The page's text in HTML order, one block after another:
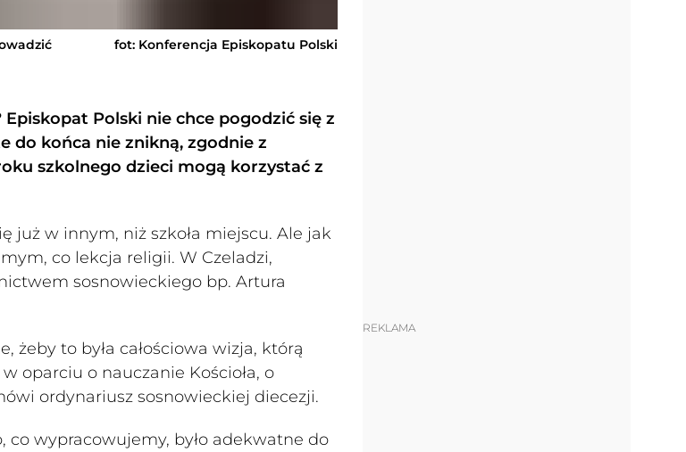
fot: Konferencja Episkopatu Polski
Polski nie chce pogodzić się z
do końca nie znikną, zgodnie z
szkolnego dzieci mogą korzystać z
już w innym, niż szkoła miejscu. Ale jak
co lekcja religii. W Czeladzi,
sosnowieckiego bp. Artura
żeby to była całościowa wizja, którą
oparciu o nauczanie Kościoła, o
ordynariusz sosnowieckiej diecezji.
co wypracowujemy, było adekwatne do
REKLAMA